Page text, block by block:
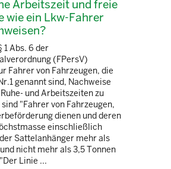
Arbeitszeit und freie
wie ein Lkw-Fahrer
1 Abs. 6 der
(FPersV)
Fahrer von Fahrzeugen, die
genannt sind, Nachweise
und Arbeitszeiten zu
"Fahrer von Fahrzeugen,
dienen und deren
einschließlich
Sattelanhänger mehr als
nicht mehr als 3,5 Tonnen
Linie ...